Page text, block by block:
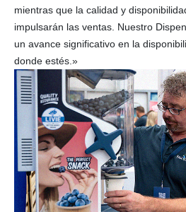
mientras que la calidad y
impulsarán las ventas. Nuestro
un avance significativo en la
donde estés.»